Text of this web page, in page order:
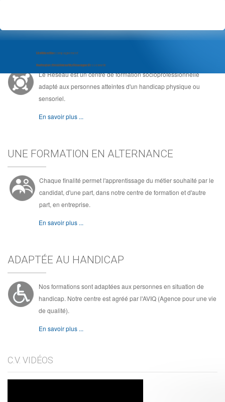
Module d'Accompagnement
au Projet d'Insertion Professionnelle
Com'Com'bre
Formation de Community Manager
Le Réseau
Au coeur de la formation socioprofessionnelle
Le Réseau est un centre de formation socioprofessionnelle
adapté aux personnes atteintes d'un handicap physique ou
sensoriel.
En savoir plus ...
UNE FORMATION EN ALTERNANCE
Chaque finalité permet l'apprentissage du métier souhaité par le
candidat, d'une part, dans notre centre de formation et d'autre
part, en entreprise.
En savoir plus ...
ADAPTÉE AU HANDICAP
Nos formations sont adaptées aux personnes en situation de
handicap. Notre centre est agréé par l'AVIQ (Agence pour une vie
de qualité).
En savoir plus ...
C.V. VIDÉOS